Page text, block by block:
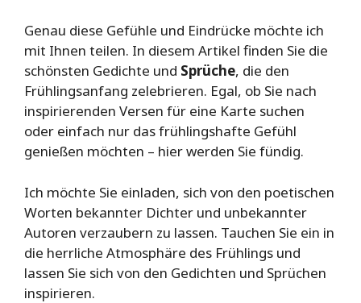
Genau diese Gefühle und Eindrücke möchte ich
mit Ihnen teilen. In diesem Artikel finden Sie die
schönsten Gedichte und Sprüche, die den
Frühlingsanfang zelebrieren. Egal, ob Sie nach
inspirierenden Versen für eine Karte suchen
oder einfach nur das frühlingshafte Gefühl
genießen möchten – hier werden Sie fündig.
Ich möchte Sie einladen, sich von den poetischen
Worten bekannter Dichter und unbekannter
Autoren verzaubern zu lassen. Tauchen Sie ein in
die herrliche Atmosphäre des Frühlings und
lassen Sie sich von den Gedichten und Sprüchen
inspirieren.